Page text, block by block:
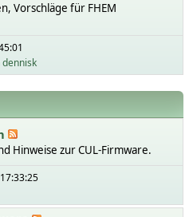
Vorschläge für FHEM
dennisk
Hinweise zur CUL-Firmware.